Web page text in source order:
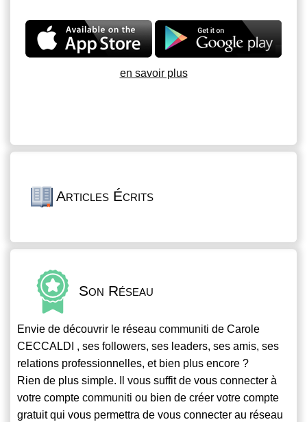
en savoir plus
Articles Écrits
Son Réseau
Envie de découvrir le réseau communiti de Carole
CECCALDI , ses followers, ses leaders, ses amis, ses
relations professionnelles, et bien plus encore ?
Rien de plus simple. Il vous suffit de vous connecter à
votre compte communiti ou bien de créer votre compte
gratuit qui vous permettra de vous connecter au réseau